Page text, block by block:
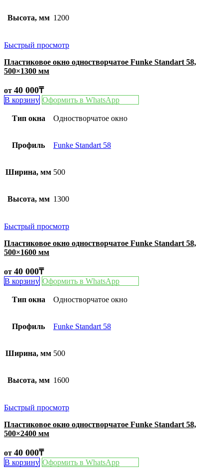
Высота, мм 1200
Быстрый просмотр
Пластиковое окно одностворчатое Funke Standart 58,
500×1300 мм
от 40 000₸
В корзину Оформить в WhatsApp
Тип окна Одностворчатое окно
Профиль Funke Standart 58
Ширина, мм 500
Высота, мм 1300
Быстрый просмотр
Пластиковое окно одностворчатое Funke Standart 58,
500×1600 мм
от 40 000₸
В корзину Оформить в WhatsApp
Тип окна Одностворчатое окно
Профиль Funke Standart 58
Ширина, мм 500
Высота, мм 1600
Быстрый просмотр
Пластиковое окно одностворчатое Funke Standart 58,
500×2400 мм
от 40 000₸
В корзину Оформить в WhatsApp